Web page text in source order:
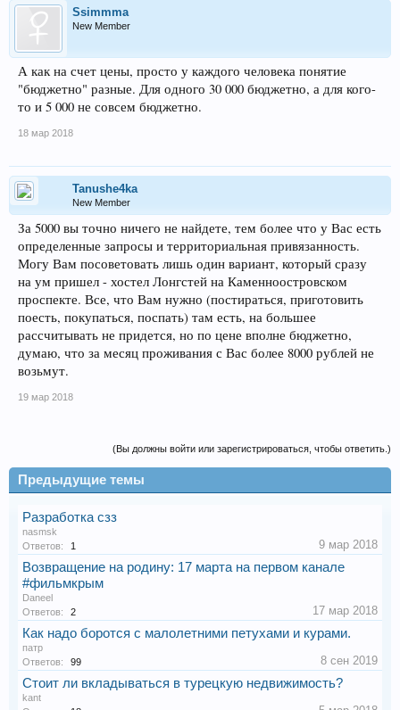
Ssimmma
New Member
А как на счет цены, просто у каждого человека понятие
"бюджетно" разные. Для одного 30 000 бюджетно, а для кого-
то и 5 000 не совсем бюджетно.
18 мар 2018
Tanushe4ka
New Member
За 5000 вы точно ничего не найдете, тем более что у Вас есть
определенные запросы и территориальная привязанность.
Могу Вам посоветовать лишь один вариант, который сразу
на ум пришел - хостел Лонгстей на Каменноостровском
проспекте. Все, что Вам нужно (постираться, приготовить
поесть, покупаться, поспать) там есть, на большее
рассчитывать не придется, но по цене вполне бюджетно,
думаю, что за месяц проживания с Вас более 8000 рублей не
возьмут.
19 мар 2018
(Вы должны войти или зарегистрироваться, чтобы ответить.)
Предыдущие темы
Разработка сзз
nasmsk
Ответов:
1 9 мар 2018
Возвращение на родину: 17 марта на первом канале
#фильмкрым
Daneel
Ответов:
2 17 мар 2018
Как надо боротся с малолетними петухами и курами.
патр
Ответов:
99 8 сен 2019
Стоит ли вкладываться в турецкую недвижимость?
kant